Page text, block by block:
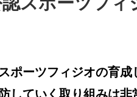
ポーツフィジオの育
していく取り組みは